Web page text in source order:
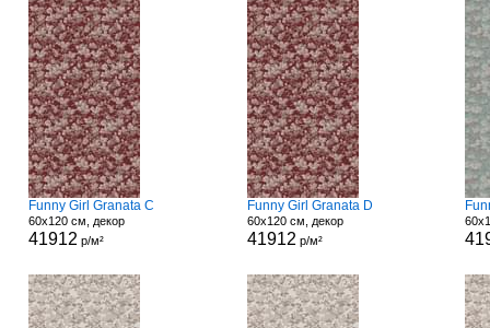
Funny Girl Granata C
60x120 см, декор
41912 р/м²
Funny Girl Granata D
60x120 см, декор
41912 р/м²